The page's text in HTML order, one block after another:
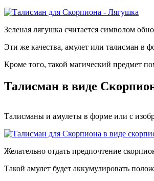
Зеленая лягушка считается символом
Эти же качества, амулет или талисман в
Кроме того, такой магический предмет
Талисман в виде
Талисманы и амулеты в форме или с
Желательно отдать предпочтение
Такой амулет будет аккумулировать